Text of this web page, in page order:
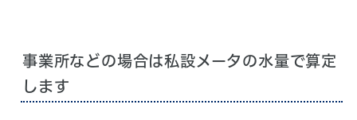
事業所などの場合は私設メータの水量で算定
します